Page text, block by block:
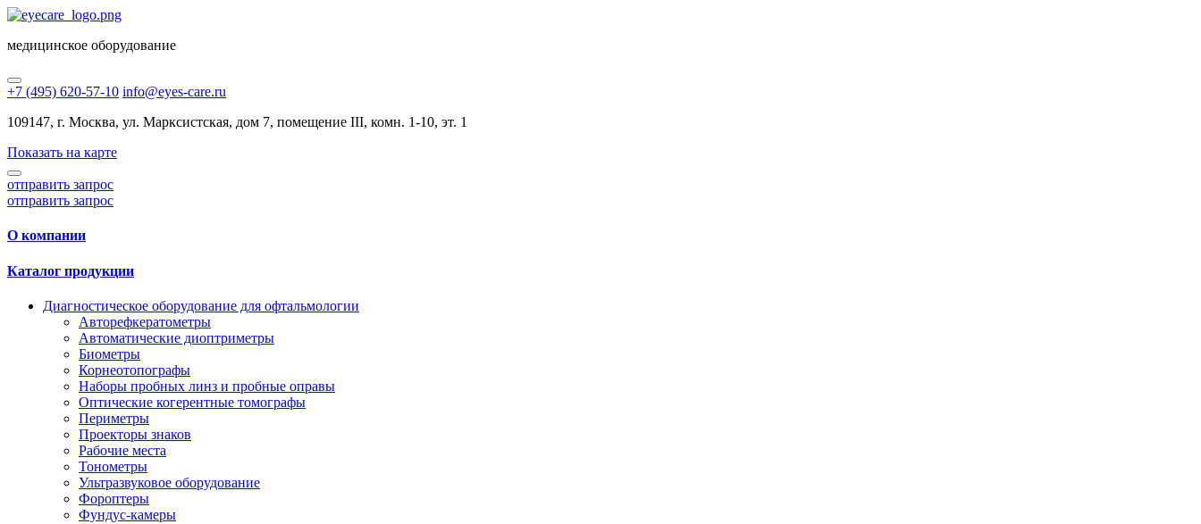
медицинское оборудование
+7 (495) 620-57-10 info@eyes-care.ru
109147, г. Москва, ул. Марксистская, дом 7, помещение III, комн. 1-10, эт. 1
Показать на карте
отправить запрос
отправить запрос
О компании
Каталог продукции
Диагностическое оборудование для офтальмологии
Авторефкератометры
Автоматические диоптриметры
Биометры
Корнеотопографы
Наборы пробных линз и пробные оправы
Оптические когерентные томографы
Периметры
Проекторы знаков
Рабочие места
Тонометры
Ультразвуковое оборудование
Фороптеры
Фундус-камеры